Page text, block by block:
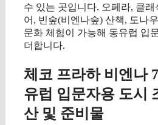
수 있는 곳입니다. 오페라, 클
어, 빈숲(비엔나숲) 산책, 도나
문화 체험이 가능해 동유럽 입
더합니다.
체코 프라하 비엔나
유럽 입문자용 도시
산 및 준비물